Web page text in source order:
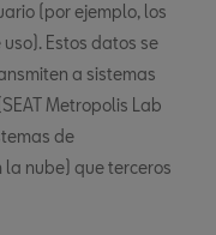
(por ejemplo, los
Estos datos se
a sistemas
Metropolis Lab
de
nube) que terceros